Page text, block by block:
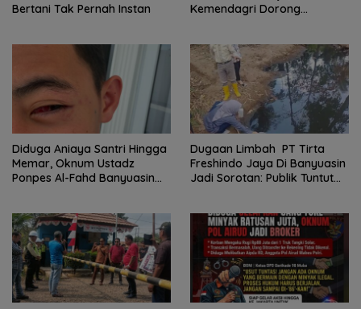
Bertani Tak Pernah Instan
Kemendagri Dorong
Diduga Aniaya Santri Hingga
Memar, Oknum Ustadz
Ponpes Al-Fahd Banyuasin
Dugaan Limbah PT Tirta
Freshindo Jaya Di Banyuasin
Jadi Sorotan: Publik Tuntut